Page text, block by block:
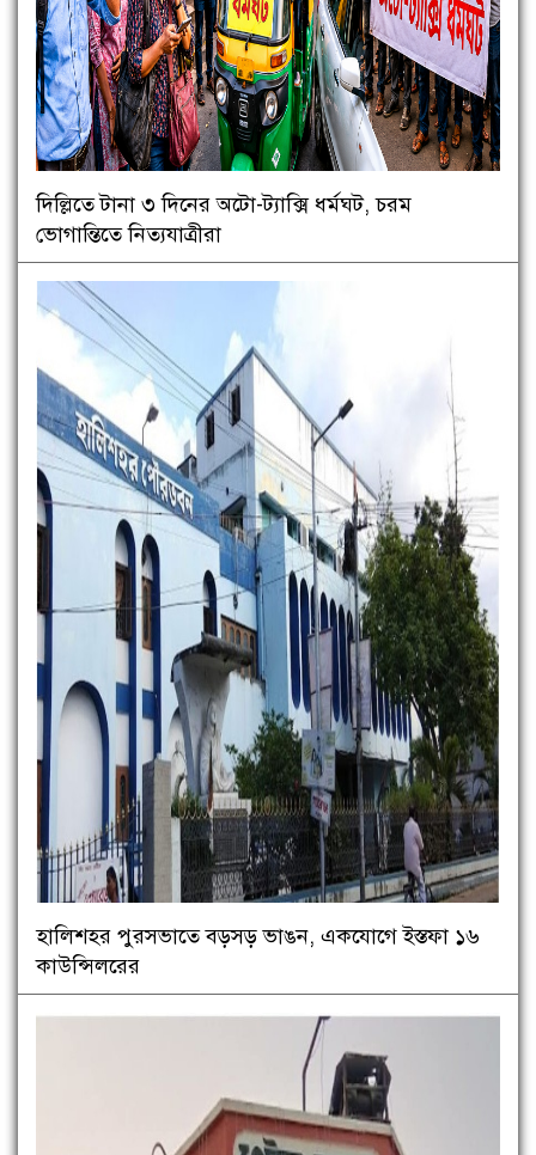
দিল্লিতে টানা ৩ দিনের অটো-ট্যাক্সি ধর্মঘট, চরম
ভোগান্তিতে নিত্যযাত্রীরা
হালিশহর পুরসভাতে বড়সড় ভাঙন, একযোগে ইস্তফা ১৬
কাউন্সিলরের